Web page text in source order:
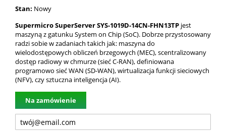
Stan: Nowy
Supermicro SuperServer SYS-1019D-14CN-FHN13TP jest
maszyną z gatunku System on Chip (SoC). Dobrze przystosowany
radzi sobie w zadaniach takich jak: maszyna do
wielodostępowych obliczeń brzegowych (MEC), scentralizowany
dostęp radiowy w chmurze (sieć C-RAN), definiowana
programowo sieć WAN (SD-WAN), wirtualizacja funkcji sieciowych
(NFV), czy sztuczna inteligencja (AI).
Na zamówienie